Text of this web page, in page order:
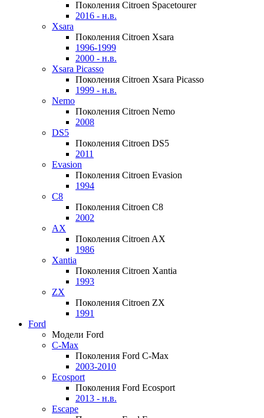
Поколения Citroen Spacetourer
2016 - н.в.
Xsara
Поколения Citroen Xsara
1996-1999
2000 - н.в.
Xsara Picasso
Поколения Citroen Xsara Picasso
1999 - н.в.
Nemo
Поколения Citroen Nemo
2008
DS5
Поколения Citroen DS5
2011
Evasion
Поколения Citroen Evasion
1994
C8
Поколения Citroen C8
2002
AX
Поколения Citroen AX
1986
Xantia
Поколения Citroen Xantia
1993
ZX
Поколения Citroen ZX
1991
Ford
Модели Ford
C-Max
Поколения Ford C-Max
2003-2010
Ecosport
Поколения Ford Ecosport
2013 - н.в.
Escape